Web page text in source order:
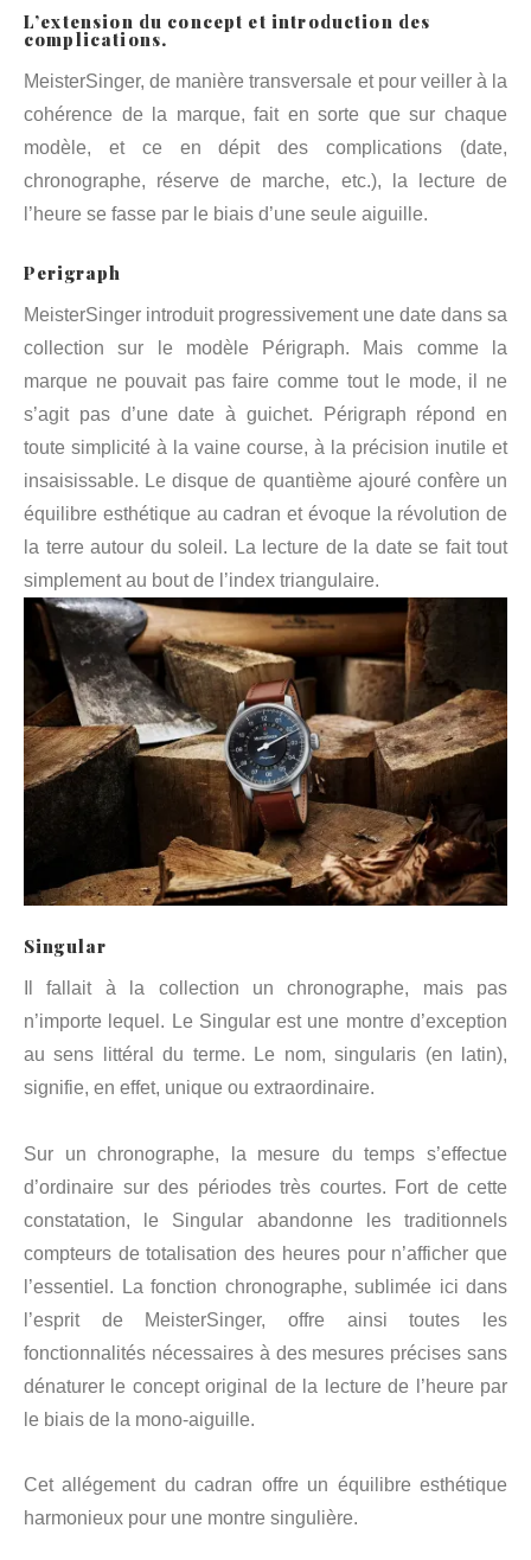
L’extension du concept et introduction des
complications.
MeisterSinger, de manière transversale et pour veiller à la
cohérence de la marque, fait en sorte que sur chaque
modèle, et ce en dépit des complications (date,
chronographe, réserve de marche, etc.), la lecture de
l’heure se fasse par le biais d’une seule aiguille.
Perigraph
MeisterSinger introduit progressivement une date dans sa
collection sur le modèle Périgraph. Mais comme la
marque ne pouvait pas faire comme tout le mode, il ne
s’agit pas d’une date à guichet. Périgraph répond en
toute simplicité à la vaine course, à la précision inutile et
insaisissable. Le disque de quantième ajouré confère un
équilibre esthétique au cadran et évoque la révolution de
la terre autour du soleil. La lecture de la date se fait tout
simplement au bout de l’index triangulaire.
Singular
Il fallait à la collection un chronographe, mais pas
n’importe lequel. Le Singular est une montre d’exception
au sens littéral du terme. Le nom, singularis (en latin),
signifie, en effet, unique ou extraordinaire.
Sur un chronographe, la mesure du temps s’effectue
d’ordinaire sur des périodes très courtes. Fort de cette
constatation, le Singular abandonne les traditionnels
compteurs de totalisation des heures pour n’afficher que
l’essentiel. La fonction chronographe, sublimée ici dans
l’esprit de MeisterSinger, offre ainsi toutes les
fonctionnalités nécessaires à des mesures précises sans
dénaturer le concept original de la lecture de l’heure par
le biais de la mono-aiguille.
Cet allégement du cadran offre un équilibre esthétique
harmonieux pour une montre singulière.